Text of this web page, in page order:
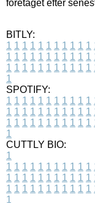
foretaget efter
BITLY:
1 1 1 1 1 1 1 1 1 1 1
1 1 1 1 1 1 1 1 1 1 1
1 1 1 1 1 1 1 1 1 1 1
1
SPOTIFY:
1 1 1 1 1 1 1 1 1 1 1
1 1 1 1 1 1 1 1 1 1 1
1 1 1 1 1 1 1 1 1 1 1
1
CUTTLY BIO:
1
1 1 1 1 1 1 1 1 1 1 1
1 1 1 1 1 1 1 1 1 1 1
1 1 1 1 1 1 1 1 1 1 1
1